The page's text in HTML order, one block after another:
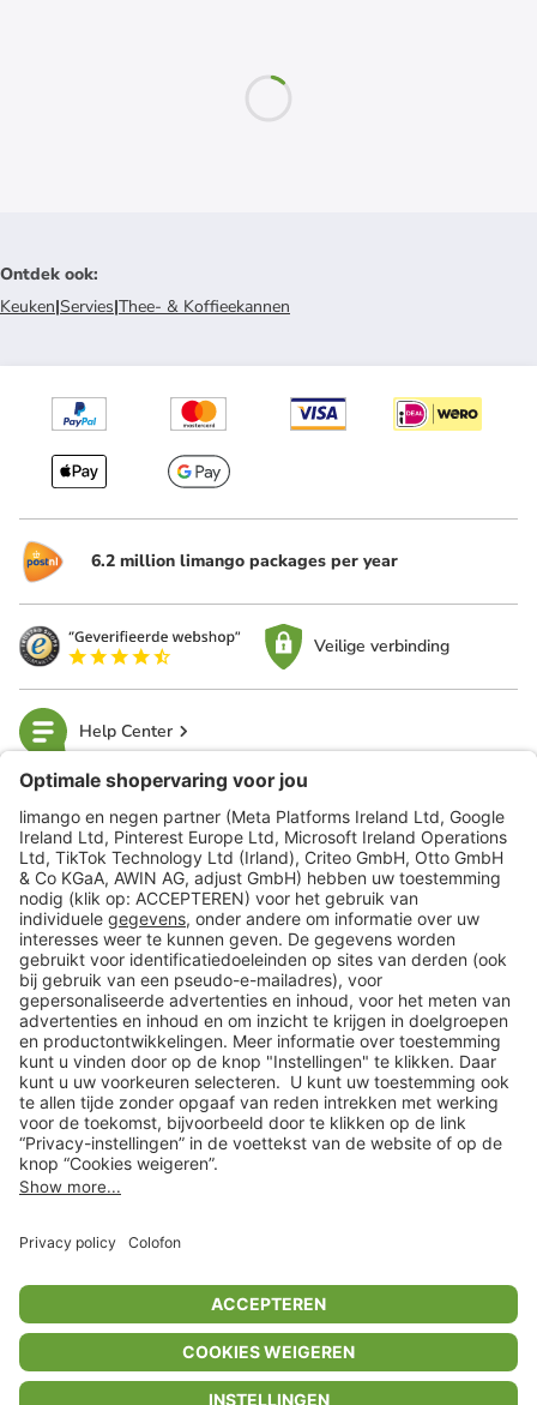
In winkelwagentje voor
Ontdek ook:
Keuken|Servies|Thee- & Koffieekannen
6.2 million limango packages per year
Veilige verbinding
Help Center
limango
Veilig winkelen
Klantenservice
Shop
Acties
limango.de limango.pl
** Alle prijsopgaven zijn inclusief belasting en exclusief verzendkosten